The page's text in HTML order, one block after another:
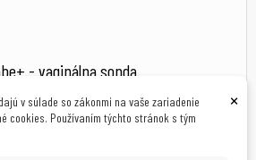
- vaginálna sonda
sonda. Táto sonda je kompatibilná s Elle
panvového...
×
v súlade so zákonmi na vaše zariadenie
cookies. Používaním týchto stránok s tým